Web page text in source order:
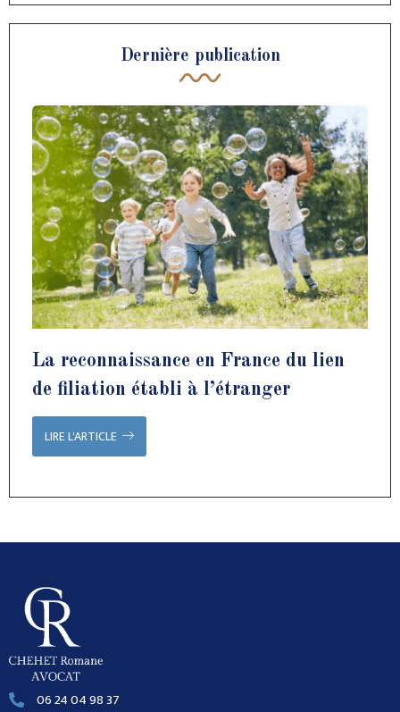
Dernière publication
La reconnaissance en France du lien
de filiation établi à l’étranger
LIRE L'ARTICLE
06 24 04 98 37